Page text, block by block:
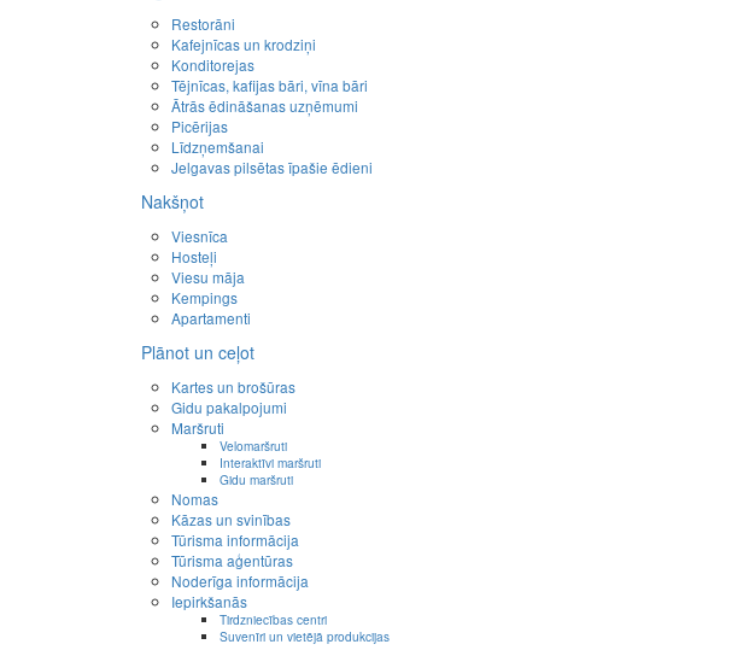
Restorāni
Kafejnīcas un krodziņi
Konditorejas
Tējnīcas, kafijas bāri, vīna bāri
Ātrās ēdināšanas uzņēmumi
Picērijas
Līdzņemšanai
Jelgavas pilsētas īpašie ēdieni
Nakšņot
Viesnīca
Hosteļi
Viesu māja
Kempings
Apartamenti
Plānot un ceļot
Kartes un brošūras
Gidu pakalpojumi
Maršruti
Velomaršruti
Interaktīvi maršruti
Gidu maršruti
Nomas
Kāzas un svinības
Tūrisma informācija
Tūrisma aģentūras
Noderīga informācija
Iepirkšanās
Tirdzniecības centri
Suvenīri un vietējā produkcijas